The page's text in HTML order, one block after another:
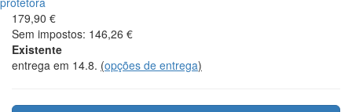
179,90 €
Sem impostos: 146,26 €
Existente
entrega em 14.8. (opções de entrega)